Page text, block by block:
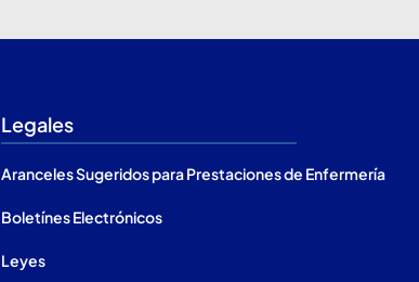
Legales
Aranceles Sugeridos para Prestaciones de Enfermería
Boletínes Electrónicos
Leyes